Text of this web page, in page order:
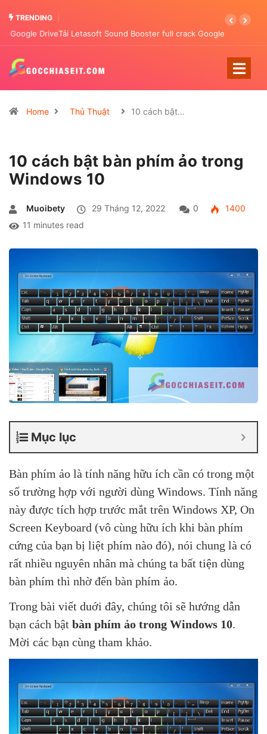
TRENDING
Tải Letasoft Sound Booster full crack Google Drive 2023
Home Thủ Thuật 10 cách bật…
10 cách bật bàn phím ảo trong
Windows 10
Muoibety 29 Tháng 12, 2022 0
1400
11 minutes read
Mục lục
Bàn phím ảo là tính năng hữu ích cần có trong một
số trường hợp với người dùng Windows. Tính năng
này được tích hợp trước mắt trên Windows XP, On
Screen Keyboard (vô cùng hữu ích khi bàn phím
cứng của bạn bị liệt phím nào đó), nói chung là có
rất nhiều nguyên nhân mà chúng ta bất tiện dùng
bàn phím thì nhờ đến bàn phím ảo.
Trong bài viết duới đây, chúng tôi sẽ hướng dẫn
bạn cách bật bàn phím ảo trong Windows 10.
Mời các bạn cùng tham khảo.